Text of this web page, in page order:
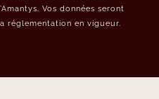
Vos données seront
réglementation en vigueur.